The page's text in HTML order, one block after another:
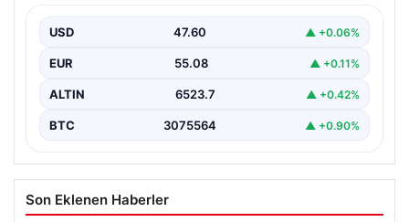
USD 47.60 ▲ +0.06%
EUR 55.08 ▲ +0.11%
ALTIN 6523.7 ▲ +0.42%
BTC 3075564 ▲ +0.90%
Son Eklenen Haberler